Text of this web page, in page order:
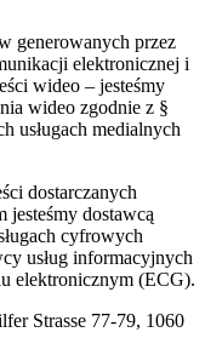
generowanych przez
elektronicznej i
wideo – jesteśmy
wideo zgodnie z §
usługach medialnych
dostarczanych
jesteśmy dostawcą
cyfrowych
usług informacyjnych
elektronicznym (ECG).
Strasse 77-79, 1060